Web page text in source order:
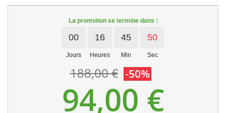
La promotion se termine dans :
00
Jours
16
Heures
45
Min
50
Sec
188,00 € -50%
94,00 €